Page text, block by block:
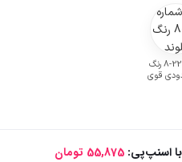
شماره 22-8 رنگ
دودی قوی
اسنپ‌پی:55,875 تومان